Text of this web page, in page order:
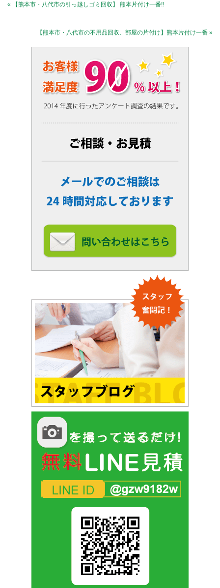
« 【熊本市・八代市の引っ越しゴミ回収】 熊本片付け一番‼️
【熊本市・八代市の不用品回収、部屋の片付け】熊本片付け一番 »